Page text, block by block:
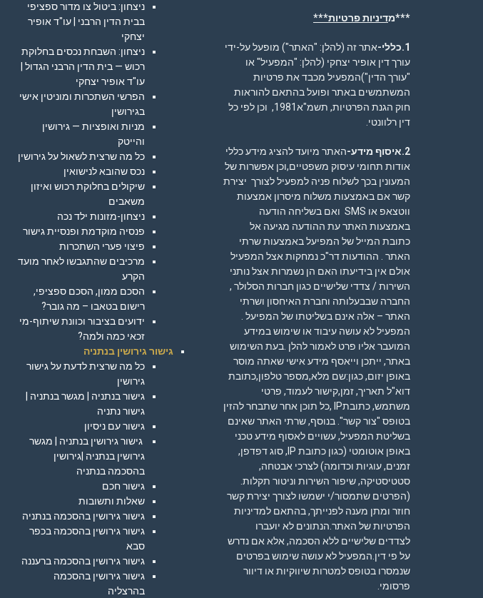
***מדיניות פרטיות***
1.כללי-
אתר זה (להלן: "האתר") מופעל על-ידי
עורך דין אופיר יצחקי (להלן: "המפעיל" או
"עורך הדין")המפעיל מכבד את פרטיות
המשתמשים באתר ופועל בהתאם להוראות
חוק הגנת הפרטיות, תשמ"א1981, וכן לפי כל
דין רלוונטי.
2.איסוף מידע-
האתר מיועד להציג מידע כללי
אודות תחומי עיסוק משפטיים,וכן אפשרות של
המעונין בכך לשלוח פניה למפעיל לצורך יצירת
קשר אם באמצעות משלוח מיסרון אמצעות
ווטצאפ או SMS ואם בשליחה הודעה
באמצעות האתר עת ההודעה מגיעה אל
כתובת המייל של המפיעל באמצעות שרתי
האתר . ההודעות דר"כ נמחקות אצל המפעיל
אולם אין בידיעתו האם הן נשמרות אצל נותני
השירות / צדדי שלישיים כגון חברות הסלולר ,
החברה שבבעלותה וחברת האיחסון ושרתי
האתר – אלה אינם בשליטתו של המפיעל .
המפעיל לא עושה עיבוד או שימוש במידע
המועבר אליו פרט לאמור להלן .בעת השימוש
באתר, ייתכן וייאסף מידע אישי שאתה מוסר
באופן יזום, כגון:שם מלא,מספר טלפון,כתובת
דוא"ל תאריך, זמן,קישור לעמוד, פרטי
משתמש, כתובתIP ,כל תוכן אחר שתבחר להזין
בטופס "צור קשר". בנוסף, שרתי האתר שאינם
בשליטת המפעיל, עשויים לאסוף מידע טכני
באופן אוטומטי (כגון כתובת IP, סוג דפדפן,
זמנים, עוגיות וכדומה) לצרכי אבטחה,
סטטיסטיקה, שיפור השירות וניטור תקלות.
(הפרטים שתמסור/י ישמשו לצורך יצירת קשר
חוזר ומתן מענה לפנייתך, בהתאם למדיניות
הפרטיותשל האתר.הנתונים לא יועברו
לצדדים שלישיים ללא הסכמה, אלא אם נדרש
על פי דין.המפעיל לא עושה שימוש בפרטים
שנמסרו בטופס למטרות שיווקיות או דיוור
פרסומי.
ניצחון: ביטול צו מדור ספציפי
בבית הדין הרבני | עו"ד אופיר
יצחקי
ניצחון: השבחת נכסים בחלוקת
רכוש — בית הדין הרבני הגדול |
עו"ד אופיר יצחקי
הפרשי השתכרות ומוניטין אישי
בגירושין
מניות ואופציות — גירושין
והייטק
כל מה שרצית לשאול על גירושין
נכס שהובא לנישואין
שיקולים בחלוקת רכוש ואיזון
משאבים
ניצחון-מזונות ילד נכה
פנסיה מוקדמת ופנסיית גישור
פיצוי פערי השתכרות
מרכיבים שהתגבשו לאחר מועד
הקרע
הסכם ממון, הסכם ספציפי,
רישום בטאבו – מה גובר?
ידועים בציבור וכוונת שיתוף-מי
זכאי כמה ולמה?
גישור גירושין בנתניה
כל מה שרצית לדעת על גישור
גירושין
גישור בנתניה | מגשר בנתניה |
גישור נתניה
גישור עם ניסיון
גישור גירושין בנתניה | מגשר
גירושין בנתניה |גירושין
בהסכמה בנתניה
גישור חכם
שאלות ותשובות
גישור גירושין בהסכמה בנתניה
גישור גירושין בהסכמה בכפר
סבא
גישור גירושין בהסכמה ברעננה
גישור גירושין בהסכמה
בהרצליה